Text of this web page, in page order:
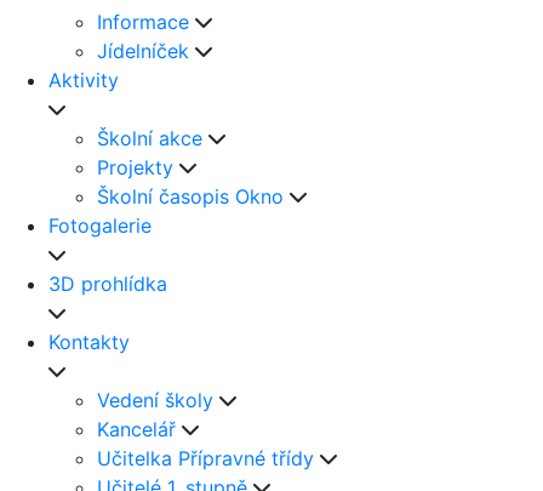
Informace
Jídelníček
Aktivity
Školní akce
Projekty
Školní časopis Okno
Fotogalerie
3D prohlídka
Kontakty
Vedení školy
Kancelář
Učitelka Přípravné třídy